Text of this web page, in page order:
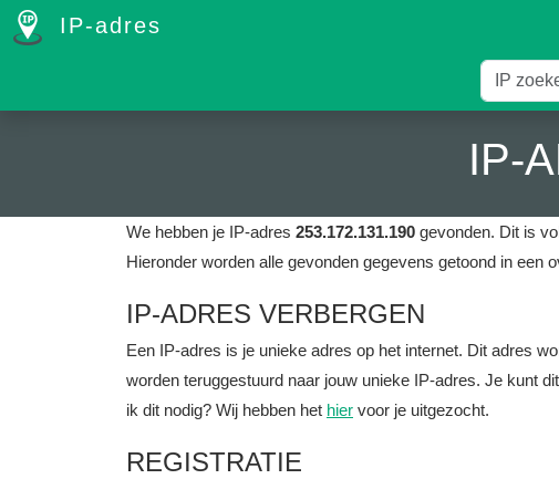
IP-adres
IP-
We hebben je IP-adres 253.172.131.190 gevonden. Dit is
Hieronder worden alle gevonden gegevens getoond in een
IP-ADRES VERBERGEN
Een IP-adres is je unieke adres op het internet. Dit adres
worden teruggestuurd naar jouw unieke IP-adres. Je kunt
ik dit nodig? Wij hebben het hier voor je uitgezocht.
REGISTRATIE